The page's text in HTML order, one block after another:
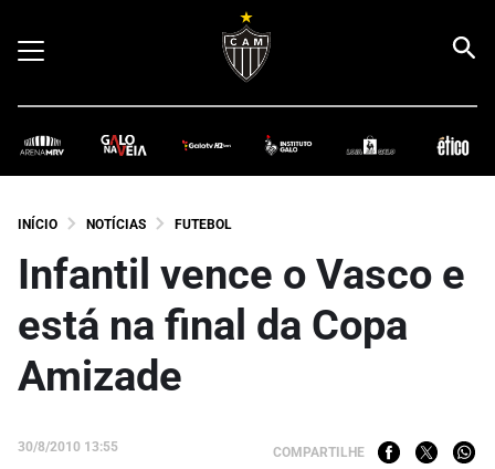
INÍCIO NOTÍCIAS FUTEBOL
Infantil vence o Vasco e
está na final da Copa
Amizade
30/8/2010 13:55 COMPARTILHE